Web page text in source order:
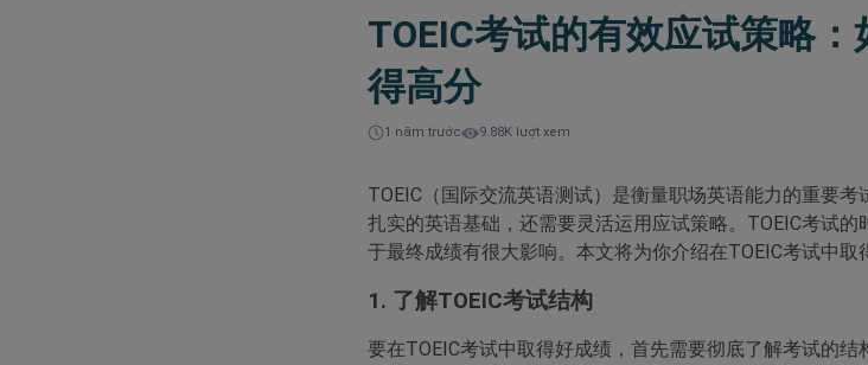
TOEIC考试的有效应试策略
得高分
1 năm trước 9.88K lượt xem
TOEIC（国际交流英语测试）是衡量职场英语能力的重要
扎实的英语基础，还需要灵活运用应试策略。TOEIC考试
于最终成绩有很大影响。本文将为你介绍在TOEIC考试中取
1. 了解TOEIC考试结构
要在TOEIC考试中取得好成绩，首先需要彻底了解考试的